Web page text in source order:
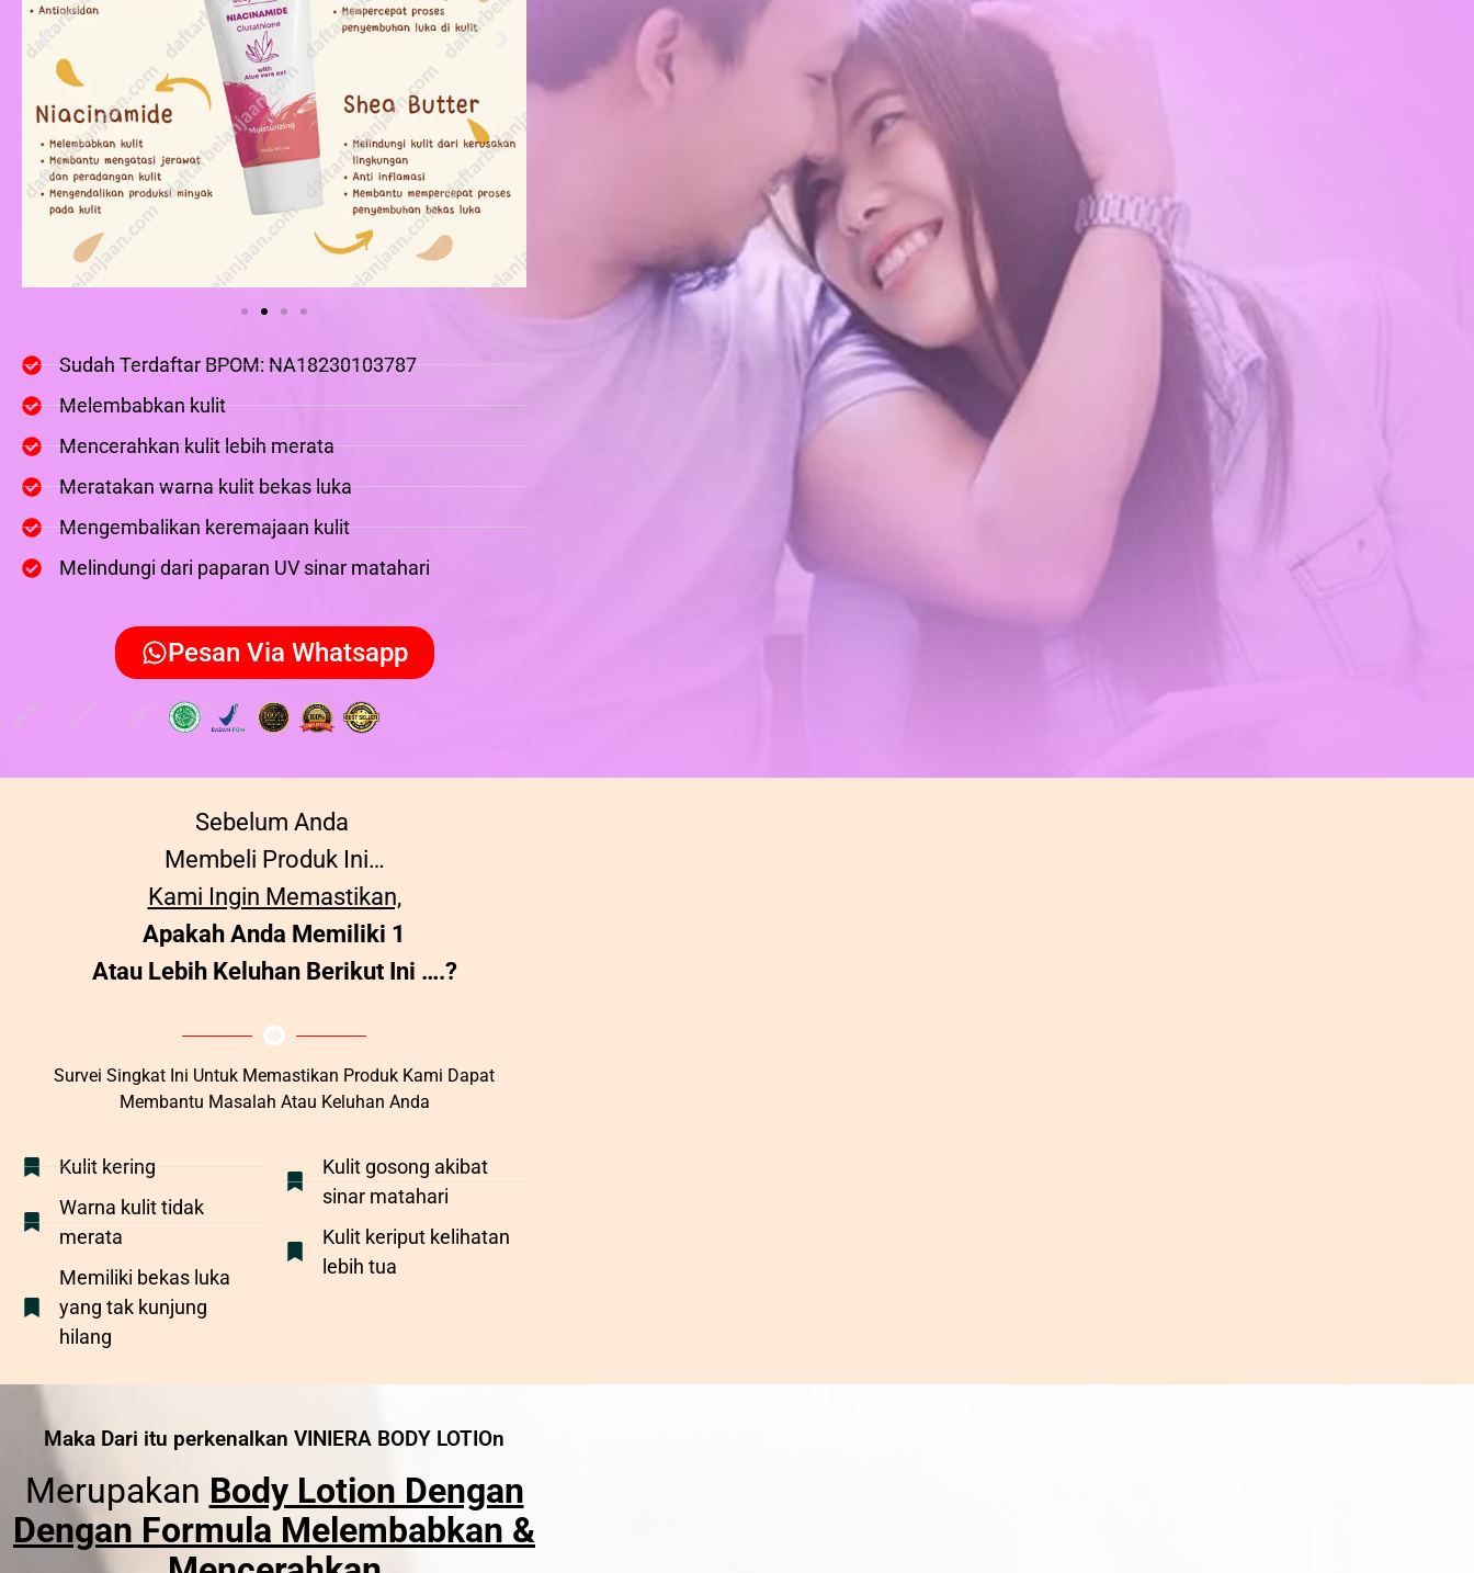
Sudah Terdaftar BPOM: NA18230103787
Melembabkan kulit
Mencerahkan kulit lebih merata
Meratakan warna kulit bekas luka
Mengembalikan keremajaan kulit
Melindungi dari paparan UV sinar matahari
Pesan Via Whatsapp
Sebelum Anda
Membeli Produk I ni…
Kami Ingin Memastikan,
Apakah Anda Memiliki 1
Atau Lebih Keluhan Berikut Ini ….?
Survei Singkat Ini Untuk Memastikan Produk Kami Dapat
Membantu Masalah Atau Keluhan Anda
Kulit kering
Warna kulit tidak
merata
Memiliki bekas luka
yang tak kunjung
hilang
Kulit gosong akibat
sinar matahari
Kulit keriput kelihatan
lebih tua
Maka Dari itu perkenalkan VINIERA BODY LOTIOn
Merupakan Body Lotion Dengan
Dengan Formula Melembabkan &